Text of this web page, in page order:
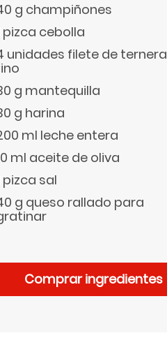
g champiñones
pizca cebolla
unidades filete de ternera
g mantequilla
g harina
ml leche entera
ml aceite de oliva
pizca sal
g queso rallado para
Comprar ingredientes